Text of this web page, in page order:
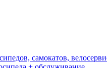
самокатов,